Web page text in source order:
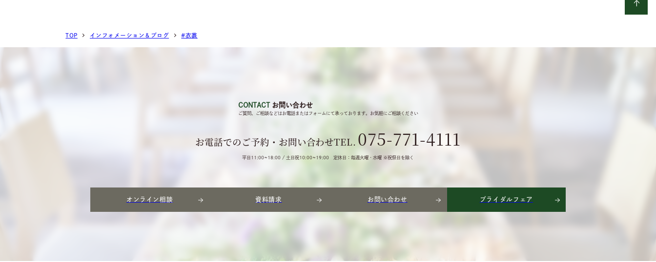
TOP インフォメーション＆ブログ #衣裳
CONTACT お問い合わせ
ご質問、ご相談などはお電話またはフォームにて承っております。 お気軽にご相談ください
お電話でのご予約・お問い合わせTEL. 075-771-4111
平日11:00~18:00 / 土日祝10:00~19:00 定休日：毎週火曜・水曜 ※祝祭日を除く
オンライン相談 資料請求 お問い合わせ ブライダルフェア